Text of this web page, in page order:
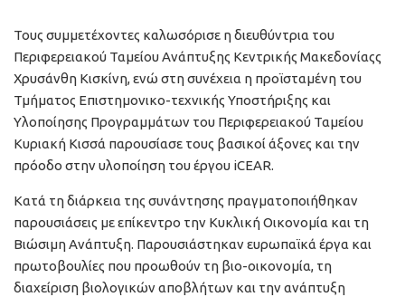
Τους συμμετέχοντες καλωσόρισε η διευθύντρια του
Περιφερειακού Ταμείου Ανάπτυξης Κεντρικής Μακεδονίαςς
Χρυσάνθη Κισκίνη, ενώ στη συνέχεια η προϊσταμένη του
Τμήματος Επιστημονικο-τεχνικής Υποστήριξης και
Υλοποίησης Προγραμμάτων του Περιφερειακού Ταμείου
Κυριακή Κισσά παρουσίασε τους βασικοί άξονες και την
πρόοδο στην υλοποίηση του έργου iCEAR.
Κατά τη διάρκεια της συνάντησης πραγματοποιήθηκαν
παρουσιάσεις με επίκεντρο την Κυκλική Οικονομία και τη
Βιώσιμη Ανάπτυξη. Παρουσιάστηκαν ευρωπαϊκά έργα και
πρωτοβουλίες που προωθούν τη βιο-οικονομία, τη
διαχείριση βιολογικών αποβλήτων και την ανάπτυξη